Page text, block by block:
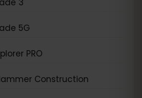
5G
PRO
Construction